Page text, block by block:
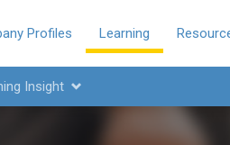
Profiles Learning
Insight